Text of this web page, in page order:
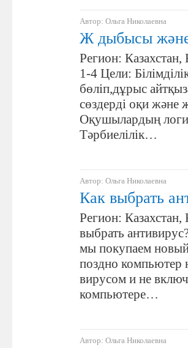
Автор: Ольга Николаевна
Ж дыбысы
Регион:
1-4 Цели:
бөліп,дұрыс
сөздерді оқи
Оқушылардың
Тәрбиелілік…
Автор: Ольга Николаевна
Как выбрать
Регион: Казахстан,
выбрать
мы покупаем
поздно компьютер
вирусом и не
компьютере…
Автор: Ольга Николаевна